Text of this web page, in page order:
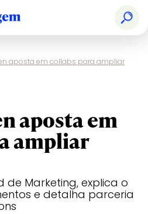
aposta em collabs para ampliar
aposta em
ampliar
de Marketing, explica o
e detalha parceria